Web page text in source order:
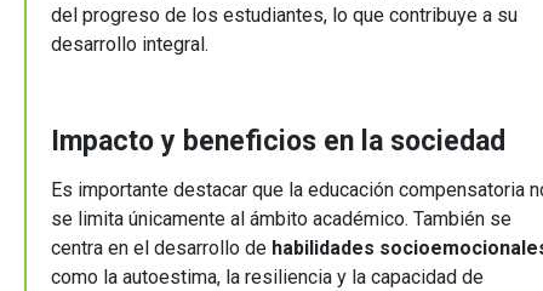
del progreso de los estudiantes, lo que contribuye a su
desarrollo integral.
Impacto y beneficios en la sociedad
Es importante destacar que la educación compensatoria
se limita únicamente al ámbito académico. También se
centra en el desarrollo de habilidades
como la autoestima, la resiliencia y la capacidad de